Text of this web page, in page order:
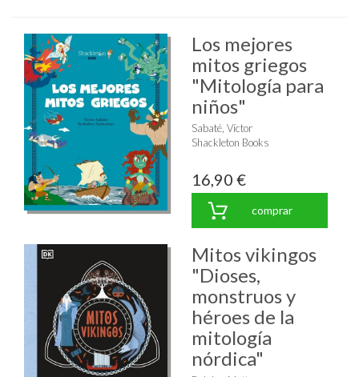
Los mejores
mitos griegos
"Mitología para
niños"
Sabaté, Víctor
Shackleton Books
16,90 €
comprar
Mitos vikingos
"Dioses,
monstruos y
héroes de la
mitología
nórdica"